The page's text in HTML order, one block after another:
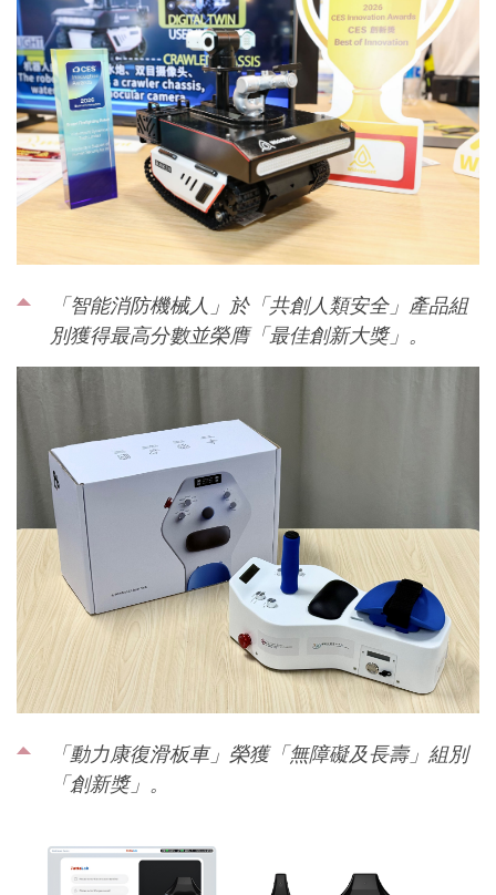
「智能消防機械人」於「共創人類安全」產品組
別獲得最高分數並榮膺「最佳創新大獎」。
「動力康復滑板車」榮獲「無障礙及長壽」組別
「創新獎」。